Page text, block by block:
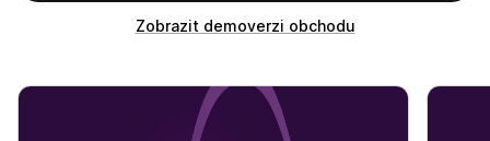
Zobrazit demoverzi obchodu